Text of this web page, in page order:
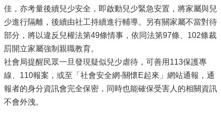
佳，亦考量後續兒少安全，即啟動兒少緊急安置，將家屬與兒
少進行隔離，後續由社工持續進行輔導。另有關家屬不當對待
部分，將以違反兒權法第49條情事，依同法第97條、102條裁
罰開立家屬強制親職教育。
社會局提醒民眾一旦發現疑似兒少虐待，可善用113保護專
線、110報案，或至「社會安全網-關懷E起來」網站通報，通
報者的身分資訊會完全保密，同時也能確保受害人的相關資訊
不會外洩。